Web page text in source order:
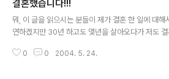
기를 하나 구입하고, 이전에 PDA를 살 적에 무선랜
구입해 두었었다. 처음 세팅은 WEP을 사용한 보안
했으나, 이런, 요즘 구입한 것들은 WEP 프로토콜에
흘렀나...) 랜카드는 이제 WEP 적용이 안된다. 어쩌나
결혼했습니다!!!
뭐, 이 글을 읽으시는 분들이 제가 결혼 한 일에 대해
연하겠지만 30년 하고도 몇년을 살아오다가 저도
나 번잡한 작업임에는 틀림없습니다. 나름대로 꽤 오
0 0 2004. 5. 24.